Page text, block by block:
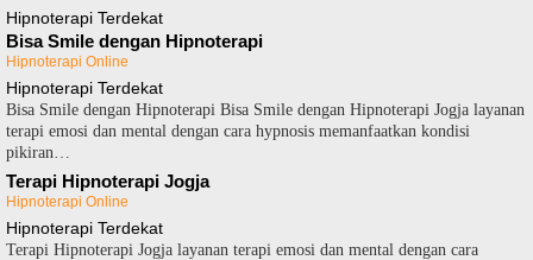
Hipnoterapi Terdekat
Bisa Smile dengan Hipnoterapi
Hipnoterapi Online
Hipnoterapi Terdekat
Bisa Smile dengan Hipnoterapi Bisa Smile dengan Hipnoterapi Jogja layanan
terapi emosi dan mental dengan cara hypnosis memanfaatkan kondisi
pikiran…
Terapi Hipnoterapi Jogja
Hipnoterapi Online
Hipnoterapi Terdekat
Terapi Hipnoterapi Jogja layanan terapi emosi dan mental dengan cara